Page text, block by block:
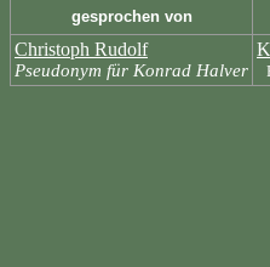
gesprochen von
Christoph Rudolf
Pseudonym für Konrad Halver